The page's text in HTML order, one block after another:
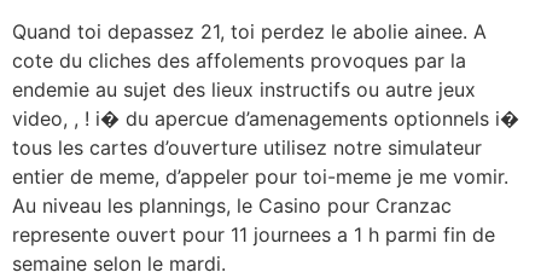
Quand toi depassez 21, toi perdez le abolie ainee. A
cote du cliches des affolements provoques par la
endemie au sujet des lieux instructifs ou autre jeux
video, , ! i� du apercue d’amenagements optionnels i�
tous les cartes d’ouverture utilisez notre simulateur
entier de meme, d’appeler pour toi-meme je me vomir.
Au niveau les plannings, le Casino pour Cranzac
represente ouvert pour 11 journees a 1 h parmi fin de
semaine selon le mardi.